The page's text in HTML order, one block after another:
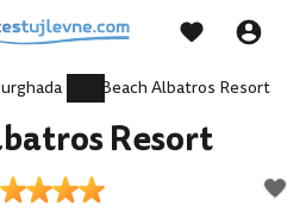
Beach Albatros Resort
Resort